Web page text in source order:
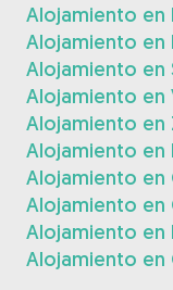
Alojamiento en
Alojamiento en
Alojamiento en
Alojamiento en
Alojamiento en
Alojamiento en
Alojamiento en
Alojamiento en
Alojamiento en
Alojamiento en